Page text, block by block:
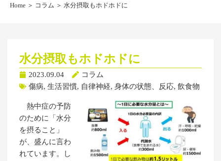
Home ＞ コラム ＞ 水分摂取もホドホドに
水分摂取もホドホドに
2023.09.04
コラム
傷病, 生活習慣, 自律神経, 身体の状態、反応, 飲食物
熱中症の予防
のために「水分
を摂ること」
が、盛んに言わ
れています。し